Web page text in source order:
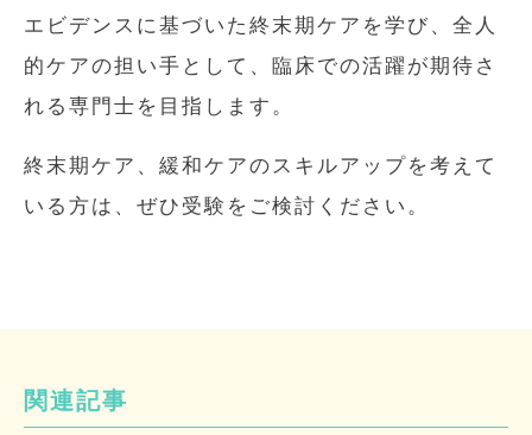
エビデンスに基づいた終末期ケアを学び、全人
的ケアの担い手として、臨床での活躍が期待さ
れる専門士を目指します。
終末期ケア、緩和ケアのスキルアップを考えて
いる方は、ぜひ受験をご検討ください。
関連記事